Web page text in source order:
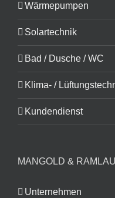
Wärmepumpen
Solartechnik
Bad / Dusche / WC
Klima- /
Kundendienst
MANGOLD & RAMLAU
Unternehmen